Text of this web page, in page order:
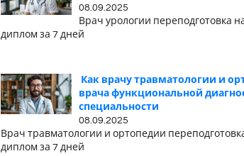
08.09.2025
Врач урологии переподготовка
диплом за 7 дней
Как врачу травматологии и
врача функциональной
специальности
08.09.2025
Врач травматологии и ортопедии
диплом за 7 дней